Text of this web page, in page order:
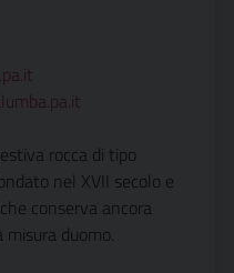
rocca di tipo
nel XVII secolo e
conserva ancora
duomo.